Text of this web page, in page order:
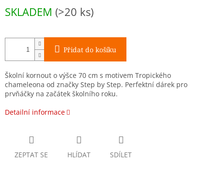
cena:
SKLADEM (>20 ks)
Přidat do košíku
Školní kornout o výšce 70 cm s motivem Tropického
chameleona od značky Step by Step. Perfektní dárek pro
prvňáčky na začátek školního roku.
Detailní informace
ZEPTAT SE HLÍDAT SDÍLET